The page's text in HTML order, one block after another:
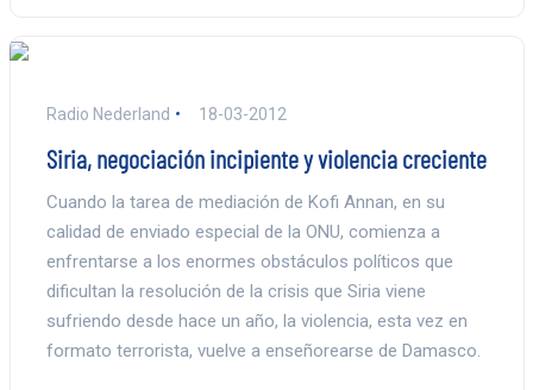
Radio Nederland 18-03-2012
Siria, negociación incipiente y violencia creciente
Cuando la tarea de mediación de Kofi Annan, en su
calidad de enviado especial de la ONU, comienza a
enfrentarse a los enormes obstáculos políticos que
dificultan la resolución de la crisis que Siria viene
sufriendo desde hace un año, la violencia, esta vez en
formato terrorista, vuelve a enseñorearse de Damasco.